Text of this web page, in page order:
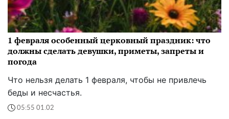
1 февраля особенный церковный праздник: что
должны сделать девушки, приметы, запреты и
погода
Что нельзя делать 1 февраля, чтобы не привлечь
беды и несчастья.
05:55 01.02